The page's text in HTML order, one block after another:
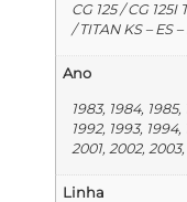
CG 125 / CG 125I
/ TITAN KS – ES –
Ano
1983, 1984, 1985,
1992, 1993,
2001, 2002,
Linha